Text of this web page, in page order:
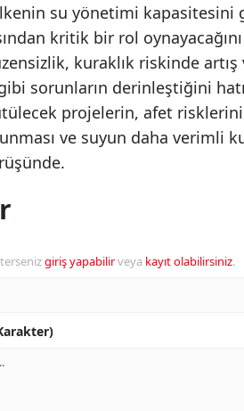
su yönetimi kapasitesini
kritik bir rol
kuraklık riskinde artış
sorunların derinleştiğini
projelerin, afet risklerini
ve suyun daha verimli
giriş yapabilirveya kayıt olabilirsiniz.